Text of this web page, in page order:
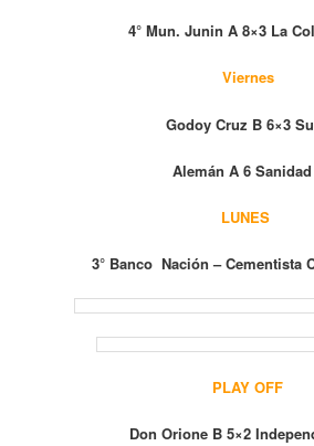
4° Mun. Junin A 8×3 La
Viernes
Godoy Cruz B 6×3
Alemán A 6
LUNES
3° Banco Nación – Cementista
PLAY OFF
Don Orione B 5×2